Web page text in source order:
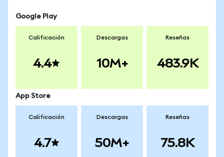
Google Play
Calificación
4.4
Descargas
10M+
Reseñas
483.9K
App Store
Calificación
4.7
Descargas
50M+
Reseñas
75.8K